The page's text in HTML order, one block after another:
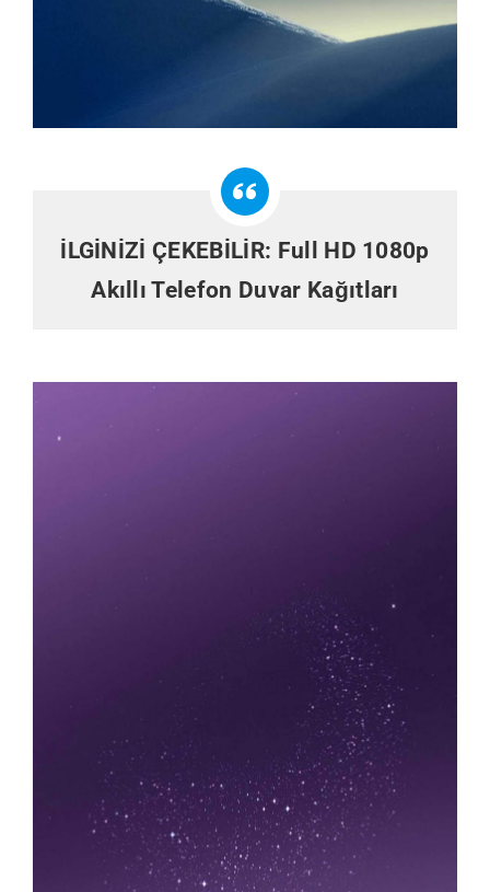
İLGİNİZİ ÇEKEBİLİR: Full HD 1080p
Akıllı Telefon Duvar Kağıtları